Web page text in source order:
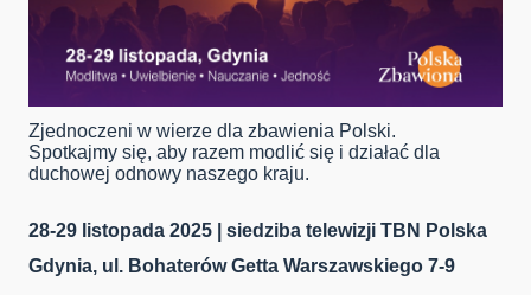
Zjednoczeni w wierze dla zbawienia Polski.
Spotkajmy się, aby razem modlić się i działać dla
duchowej odnowy naszego kraju.
28-29 listopada 2025 | siedziba telewizji TBN Polska
Gdynia, ul. Bohaterów Getta Warszawskiego 7-9